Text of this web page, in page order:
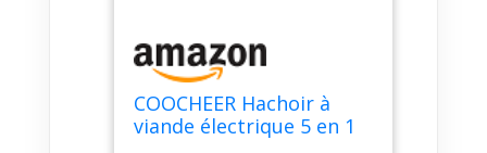
COOCHEER Hachoir à
viande électrique 5 en 1